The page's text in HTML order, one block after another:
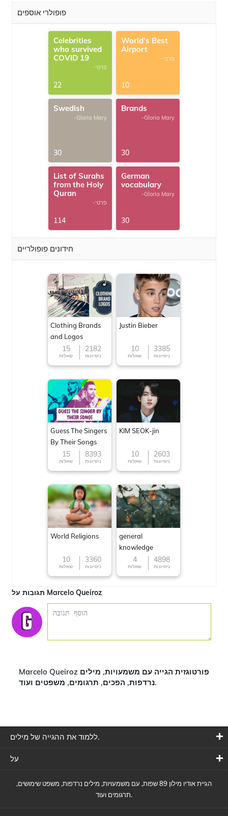
פופולרי אוספים
Celebrities
who survived
COVID 19
-פרטי
22
World's Best
Airport
-פרטי
10
Swedish
-Gloria Mary
30
Brands
-Gloria Mary
30
List of Surahs
from the Holy
Quran
-פרטי
114
German
vocabulary
-Gloria Mary
30
חידונים פופולריים
Clothing Brands
and Logos
15
שאלות
2182
ניסיונות
Justin Bieber
10
שאלות
3385
ניסיונות
Guess The Singers
By Their Songs
15
שאלות
8393
ניסיונות
KIM SEOK-jin
10
שאלות
2603
ניסיונות
World Religions
10
שאלות
3360
ניסיונות
general
knowledge
4
שאלות
4898
ניסיונות
תגובות על Marcelo Queiroz
Marcelo Queiroz פורטוגזית הגייה עם משמעויות, מילים
נרדפות, הפכים, תרגומים, משפטים ועוד.
ללמוד את ההגייה של מילים.
על
הגיית אודיו מילון 89 שפות, עם משמעויות, מילים נרדפות, משפט שימושים,
תרגומים ועוד.